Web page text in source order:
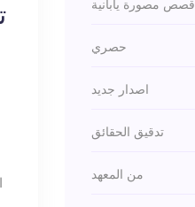
قصص مصورة يابانية
حصري
اصدار جديد
تدقيق الحقائق
من المعهد